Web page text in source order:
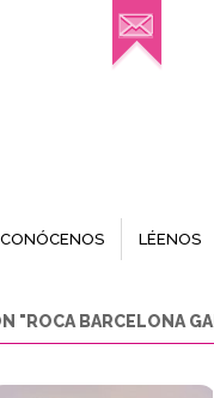
CONÓCENOS LÉENOS
"ROCA BARCELONA